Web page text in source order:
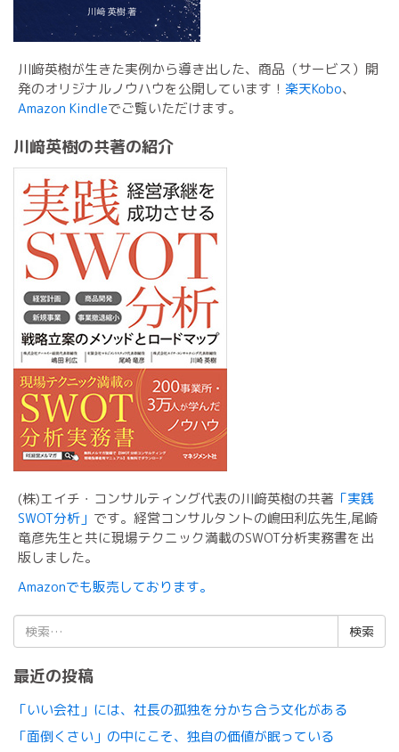
川﨑英樹が生きた実例から導き出した、商品（サービス）開
発のオリジナルノウハウを公開しています！ 楽天Kobo、
Amazon Kindleでご覧いただけます。
川﨑英樹の共著の紹介
(株)エイチ・コンサルティング代表の川﨑英樹の共著 「実践
SWOT分析」 です。経営コンサルタントの嶋田利広先生,尾崎
竜彦先生と共に現場テクニック満載のSWOT分析実務書を出
版しました。
Amazonでも販売しております。
検
索:
最近の投稿
「いい会社」には、社長の孤独を分かち合う文化がある
「面倒くさい」の中にこそ、独自の価値が眠っている